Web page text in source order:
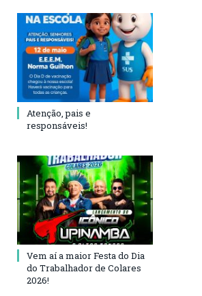
Atenção, pais e
responsáveis!
Vem aí a maior Festa do Dia
do Trabalhador de Colares
2026!